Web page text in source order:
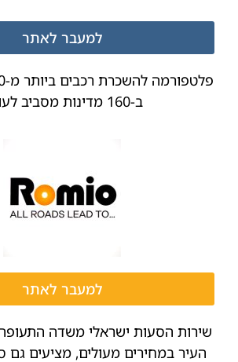
למעבר לאתר
ב-160 מדינות מסביב לעולם
למעבר לאתר
שירות הסעות ישראלי משדה
העיר במחירים מעולים, מציעים גם